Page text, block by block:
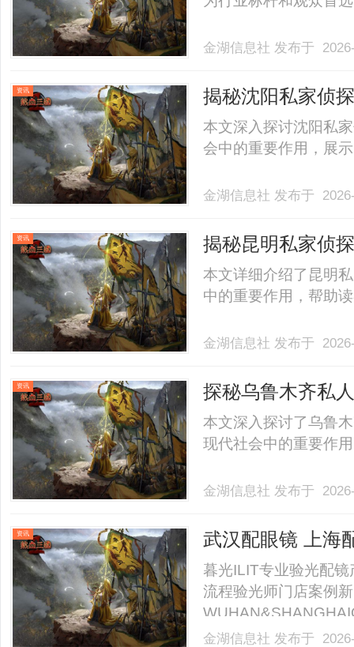
金湖信息社 发布于
资讯 揭秘沈阳私家侦
本文深入探讨沈阳私
会中的重要作用，展
金湖信息社 发布于
资讯 揭秘昆明私家侦
本文详细介绍了昆明
中的重要作用，帮助
金湖信息社 发布于
资讯 探秘乌鲁木齐私
本文深入探讨了乌鲁
现代社会中的重要作
金湖信息社 发布于
资讯 武汉配眼镜 上海
暮光ILIT专业验光配
流程验光师门店案例
业验光配镜的写字楼
金湖信息社 发布于